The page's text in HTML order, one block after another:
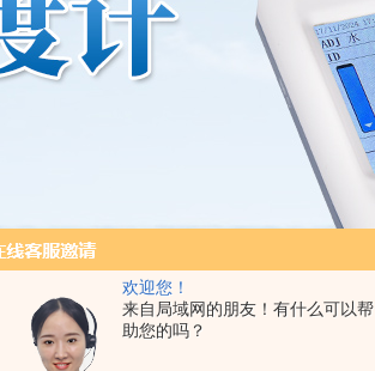
欢迎您！
来自局域网的朋友！有什么可以帮
助您的吗？